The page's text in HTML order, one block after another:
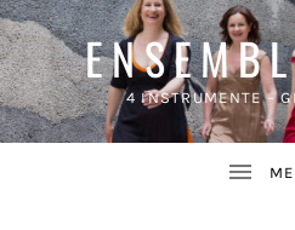
4 INSTRUMENTE –